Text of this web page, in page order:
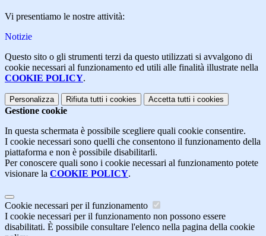
Vi presentiamo le nostre attività:
Notizie
Questo sito o gli strumenti terzi da questo utilizzati si avvalgono di
cookie necessari al funzionamento ed utili alle finalità illustrate nella
COOKIE POLICY.
Personalizza Rifiuta tutti i cookies Accetta tutti i cookies
Gestione cookie
In questa schermata è possibile scegliere quali cookie consentire.
I cookie necessari sono quelli che consentono il funzionamento della
piattaforma e non è possibile disabilitarli.
Per conoscere quali sono i cookie necessari al funzionamento potete
visionare la COOKIE POLICY.
Cookie necessari per il funzionamento
I cookie necessari per il funzionamento non possono essere
disabilitati. È possibile consultare l'elenco nella pagina della cookie